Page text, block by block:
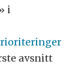
i
avsnitt